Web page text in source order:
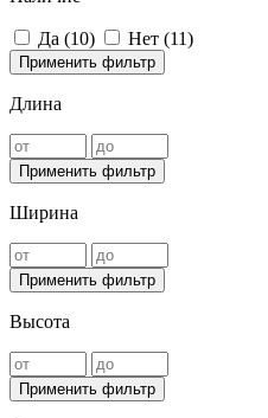
Да (10) Нет (11)
Применить фильтр
Длина
Применить фильтр
Ширина
Применить фильтр
Высота
Применить фильтр